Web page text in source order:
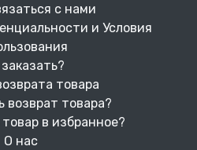
с нами
и Условия
товара
возврат товара?
в избранное?
О нас